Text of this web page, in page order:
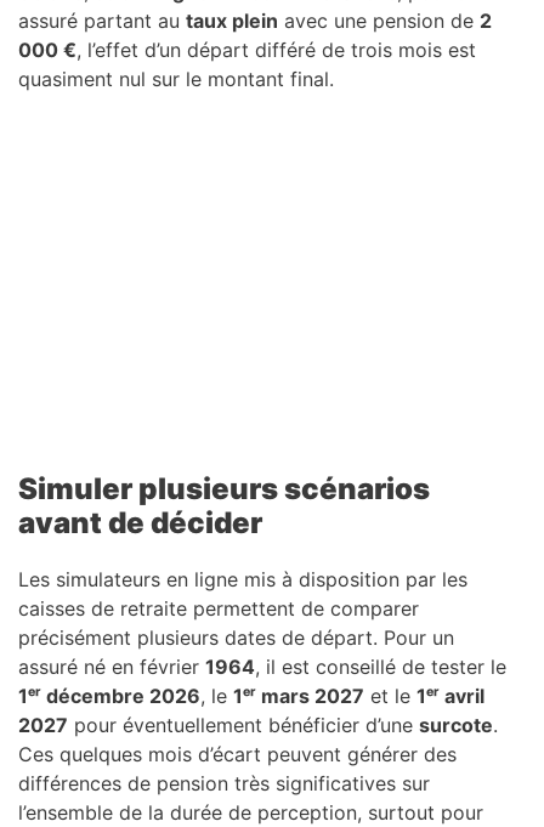
assuré partant au taux plein avec une pension de 2
000 €, l’effet d’un départ différé de trois mois est
quasiment nul sur le montant final.
Simuler plusieurs scénarios
avant de décider
Les simulateurs en ligne mis à disposition par les
caisses de retraite permettent de comparer
précisément plusieurs dates de départ. Pour un
assuré né en février 1964, il est conseillé de tester le
1ᵉʳ décembre 2026, le 1ᵉʳ mars 2027 et le 1ᵉʳ avril
2027 pour éventuellement bénéficier d’une surcote.
Ces quelques mois d’écart peuvent générer des
différences de pension très significatives sur
l’ensemble de la durée de perception, surtout pour